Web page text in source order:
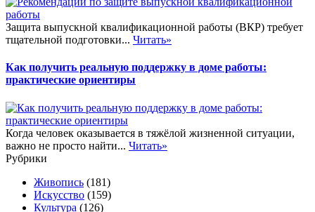
Защита выпускной квалификационной работы (ВКР) требует
тщательной подготовки... Читать»
Как получить реальную поддержку в доме работы:
практические ориентиры
Когда человек оказывается в тяжёлой жизненной ситуации,
важно не просто найти... Читать»
Рубрики
Живопись (181)
Искусство (159)
Культура (126)